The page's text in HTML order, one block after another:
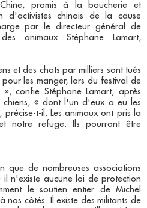
promis à la boucherie et
d'activistes chinois de la cause
par le directeur général de
animaux Stéphane Lamart,
et des chats par milliers sont tués
les manger, lors du festival de
confie Stéphane Lamart, après
chiens, « dont l'un d'eux a eu les
t-il. Les animaux ont pris la
notre refuge. Ils pourront être
que de nombreuses associations
n'existe aucune loi de protection
le soutien entier de Michel
côtés. Il existe des militants de